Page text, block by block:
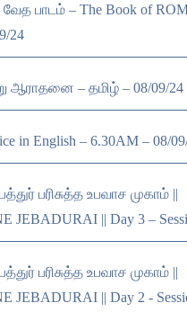
பாடம் – The Book of
24
ஆராதனை – தமிழ் – 08/09/24
in English – 6.30AM – 08/
பரிசுத்த உபவாச முகாம் ||
JEBADURAI || Day 3 –
பரிசுத்த உபவாச முகாம் ||
JEBADURAI || Day 2 -